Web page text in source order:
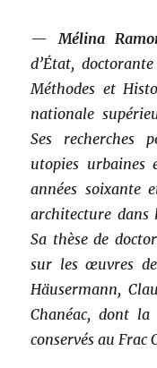
—Mélina
d’État,
Méthodes et
nationale
Ses recherches
utopies urbaines
années soixante
architecture dans
Sa thèse de
sur les œuvres
Häusermann,
Chanéac, dont
conservés au Frac